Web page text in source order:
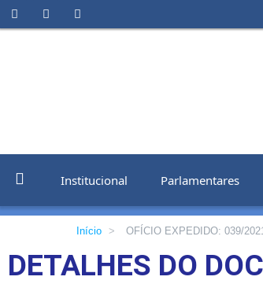
Institucional Parlamentares
Início > OFÍCIO EXPEDIDO: 039/
DETALHES DO